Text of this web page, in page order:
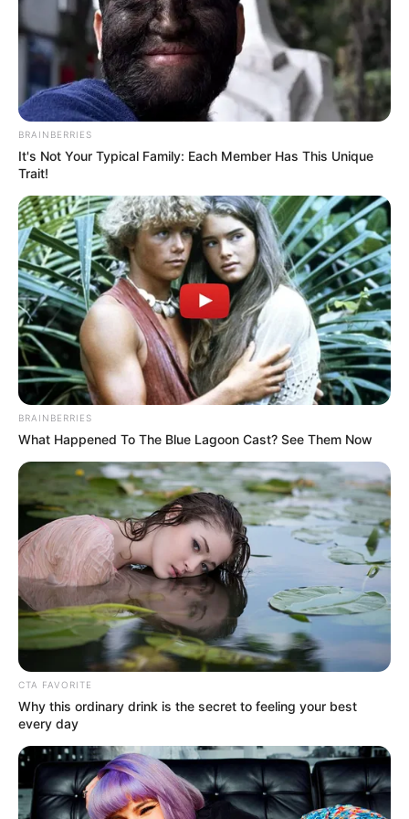
¿Quieres mantenerte informado?
Agrégate a nuestroGrupo de Noticias
haciendo clic aquí
COMPARTIR
ALERTA BOGOTÁ EN GOOGLE NEWS
TEMAS RELACIONADOS
EXPLOSIÓN RIOBLANCO - TOLIMA GOBERNADORES
MANTÉNGASE EN ALERTA
Tenemos todas las noticias que le
interesan. Para estar bien informado, por
favor, active las notificaciones de Alerta.
ACTIVAR AHORA
TEMAS DESTACADOS
SARAMPIÓN AVENIDA AMBALÁ
IBAGUÉ
PARQUE DE DIVERSIONES
ELECCIONES PRESIDENCIALES
FENÓMENO DEL NIÑO
BRAINBERRIES
It's Not Your Typical Family: Each Member Has This Unique
Trait!
BRAINBERRIES
What Happened To The Blue Lagoon Cast? See Them Now
CTA FAVORITE
Why this ordinary drink is the secret to feeling your best
every day